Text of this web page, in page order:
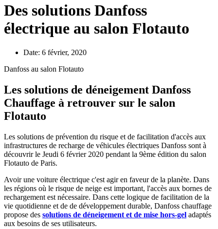
Des solutions Danfoss
électrique au salon Flotauto
Date: 6 février, 2020
Danfoss au salon Flotauto
Les solutions de déneigement Danfoss
Chauffage à retrouver sur le salon
Flotauto
Les solutions de prévention du risque et de facilitation d'accès aux
infrastructures de recharge de véhicules électriques Danfoss sont à
découvrir le Jeudi 6 février 2020 pendant la 9ème édition du salon
Flotauto de Paris.
Avoir une voiture électrique c'est agir en faveur de la planète. Dans
les régions où le risque de neige est important, l'accès aux bornes de
rechargement est nécessaire. Dans cette logique de facilitation de la
vie quotidienne et de de développement durable, Danfoss chauffage
propose des solutions de déneigement et de mise hors-gel adaptés
aux besoins de ses utilisateurs.